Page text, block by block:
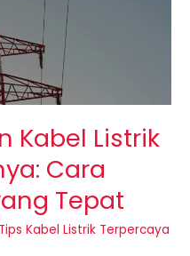
Kabel Listrik
Cara
Tepat
Kabel Listrik Terpercaya